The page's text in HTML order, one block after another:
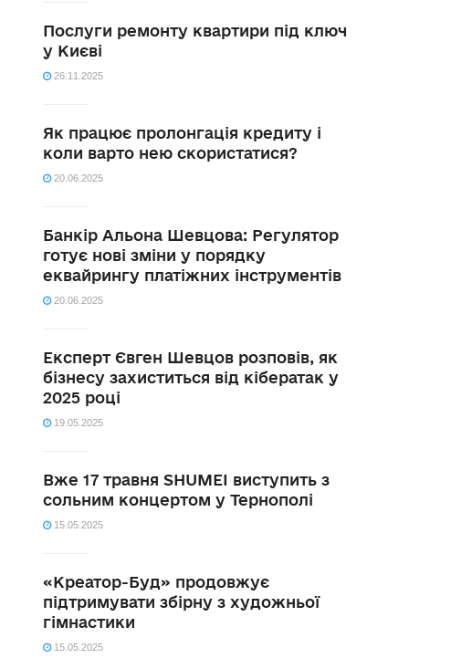
Послуги ремонту квартири під ключ
у Києві
26.11.2025
Як працює пролонгація кредиту і
коли варто нею скористатися?
20.06.2025
Банкір Альона Шевцова: Регулятор
готує нові зміни у порядку
еквайрингу платіжних інструментів
20.06.2025
Експерт Євген Шевцов розповів, як
бізнесу захиститься від кібератак у
2025 році
19.05.2025
Вже 17 травня SHUMEI виступить з
сольним концертом у Тернополі
15.05.2025
«Креатор-Буд» продовжує
підтримувати збірну з художньої
гімнастики
15.05.2025